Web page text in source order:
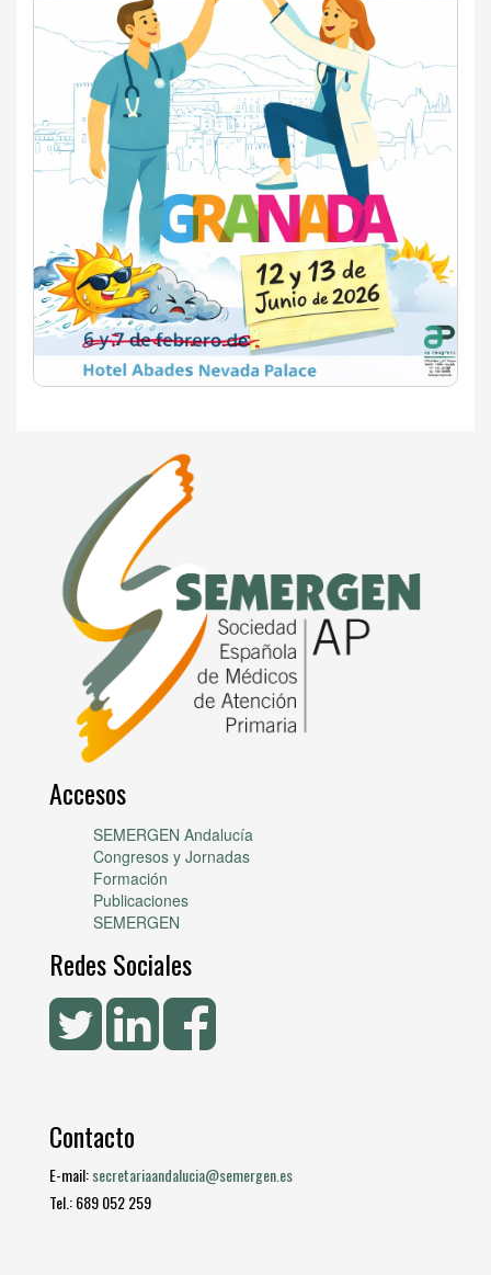
Accesos
SEMERGEN Andalucía
Congresos y Jornadas
Formación
Publicaciones
SEMERGEN
Redes Sociales
Contacto
E-mail:secretariaandalucia@semergen.es
Tel.: 689 052 259